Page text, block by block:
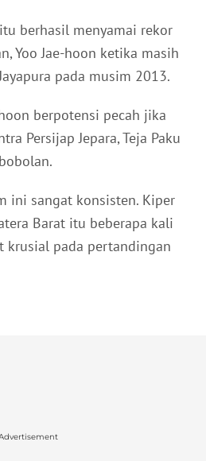
berhasil menyamai rekor
Yoo Jae-hoon ketika masih
pada musim 2013.
berpotensi pecah jika
Persijap Jepara, Teja Paku
ini sangat konsisten. Kiper
Barat itu beberapa kali
krusial pada pertandingan